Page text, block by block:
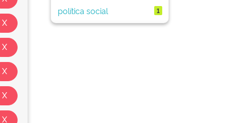
política social 1